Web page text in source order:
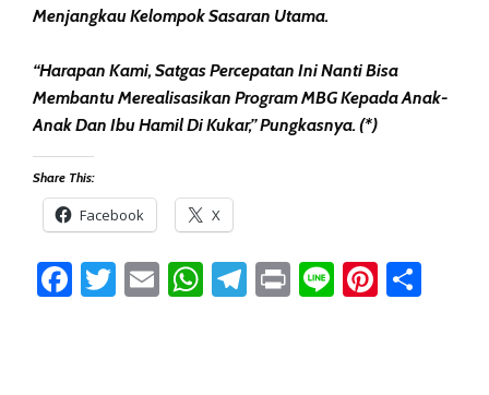
Menjangkau Kelompok Sasaran Utama.
“Harapan Kami, Satgas Percepatan Ini Nanti Bisa
Membantu Merealisasikan Program MBG Kepada Anak-
Anak Dan Ibu Hamil Di Kukar,” Pungkasnya. (*)
Share This:
Facebook X
Facebook
Twitter
EmailWhatsApp
Telegram
PrintLine